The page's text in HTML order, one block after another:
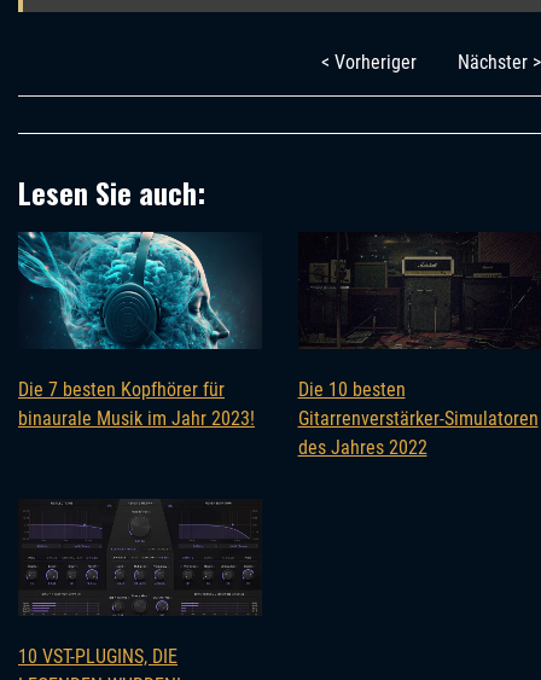
< Vorheriger Nächster >
Lesen Sie auch:
Die 7 besten Kopfhörer für
binaurale Musik im Jahr 2023!
Die 10 besten
Gitarrenverstärker-Simulatoren
des Jahres 2022
10 VST-PLUGINS, DIE